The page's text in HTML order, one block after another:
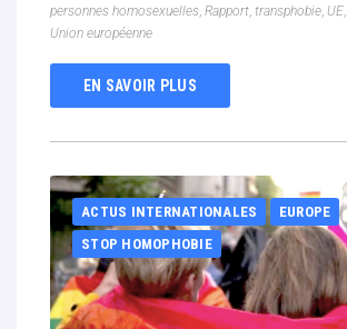
personnes homosexuelles, Rapport, transphobie, UE,
Union européenne
EN SAVOIR PLUS
ACTUS INTERNATIONALES
EUROPE
STOP HOMOPHOBIE